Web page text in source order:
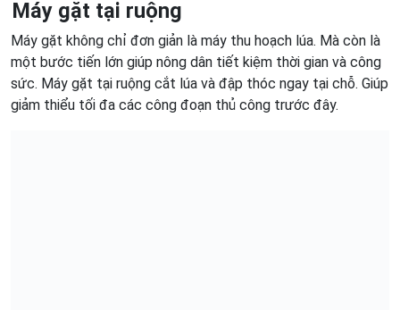
Máy gặt tại ruộng
Máy gặt không chỉ đơn giản là máy thu hoạch lúa. Mà còn là
một bước tiến lớn giúp nông dân tiết kiệm thời gian và công
sức. Máy gặt tại ruộng cắt lúa và đập thóc ngay tại chỗ. Giúp
giảm thiểu tối đa các công đoạn thủ công trước đây.